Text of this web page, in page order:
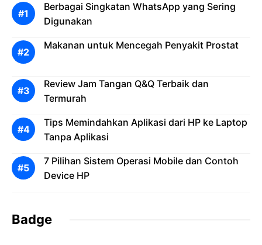
Berbagai Singkatan WhatsApp yang Sering
Digunakan
Makanan untuk Mencegah Penyakit Prostat
Review Jam Tangan Q&Q Terbaik dan
Termurah
Tips Memindahkan Aplikasi dari HP ke Laptop
Tanpa Aplikasi
7 Pilihan Sistem Operasi Mobile dan Contoh
Device HP
Badge